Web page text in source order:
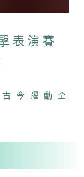
表演賽
今躍動全